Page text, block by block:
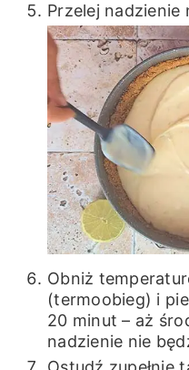
Przelej
Obniż
(termoobieg) i
20 minut – aż
nadzienie nie